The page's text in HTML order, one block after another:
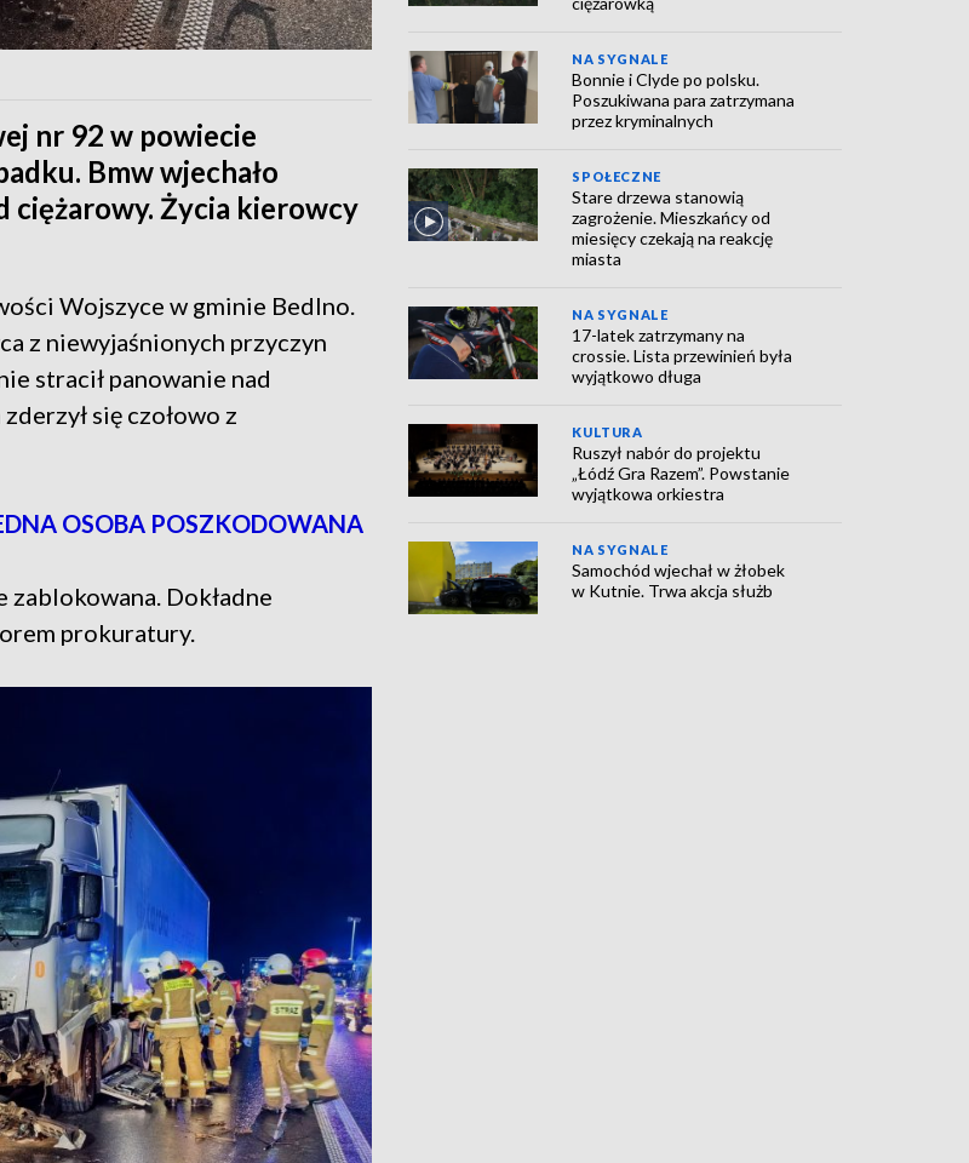
nr 92 w powiecie
Bmw wjechało
ciężarowy. Życia kierowcy
Wojszyce w gminie Bedlno.
z niewyjaśnionych przyczyn
stracił panowanie nad
się czołowo z
OSOBA POSZKODOWANA
zablokowana. Dokładne
prokuratury.
NA SYGNALE
Bonnie i Clyde po polsku.
Poszukiwana para zatrzymana
przez kryminalnych
SPOŁECZNE
Stare drzewa stanowią
zagrożenie. Mieszkańcy od
miesięcy czekają na reakcję
miasta
NA SYGNALE
17-latek zatrzymany na
crossie. Lista przewinień była
wyjątkowo długa
KULTURA
Ruszył nabór do projektu
„Łódź Gra Razem”. Powstanie
wyjątkowa orkiestra
NA SYGNALE
Samochód wjechał w żłobek
w Kutnie. Trwa akcja służb